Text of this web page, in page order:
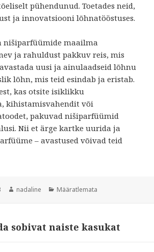
pühendunud. Toetades neid,
ja innovatsiooni lõhnatööstuses.
nišiparfüümide maailma
ja rahuldust pakkuv reis, mis
uusi ja ainulaadseid lõhnu
lõhn, mis teid esindab ja eristab.
kas otsite isiklikku
kihistamisvahendit või
pakuvad nišiparfüümid
Nii et ärge kartke uurida ja
– avastused võivad teid
Autor
nadaline Rubriigid
Määratlemata
sobivat naiste kasukat